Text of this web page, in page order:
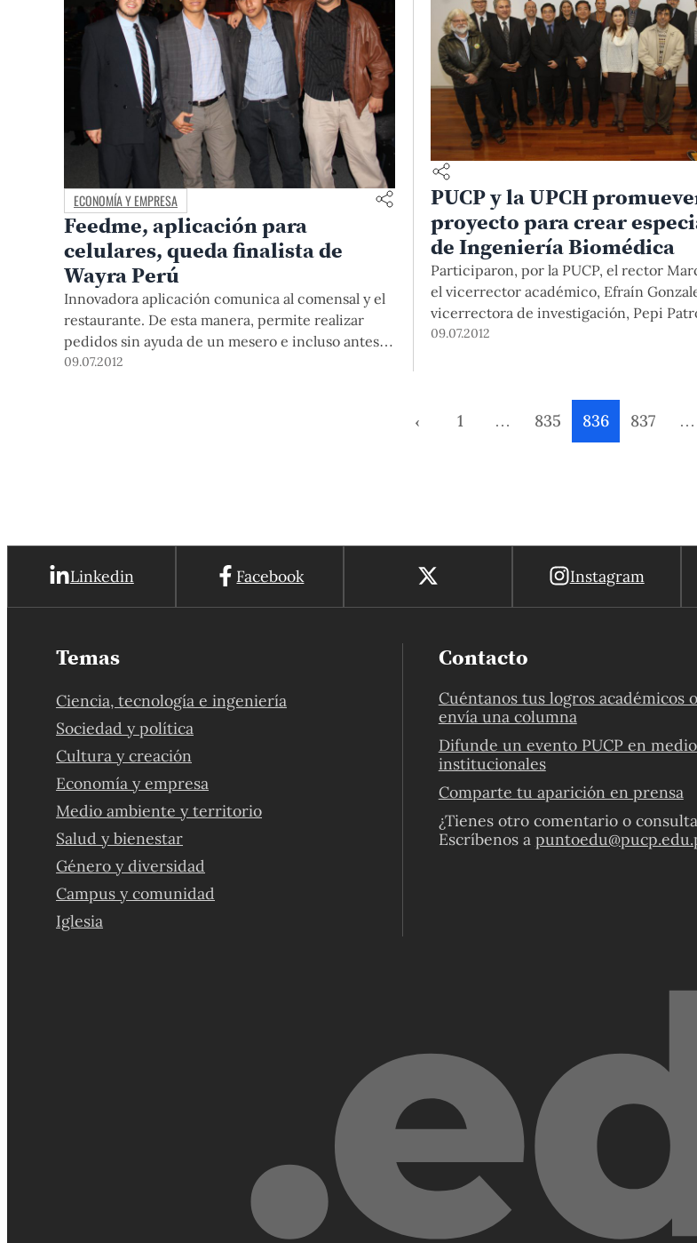
ECONOMÍA Y EMPRESA
Feedme, aplicación para
celulares, queda finalista de
Wayra Perú
Innovadora aplicación comunica al comensal y el
restaurante. De esta manera, permite realizar
pedidos sin ayuda de un mesero e incluso antes
de llegar al local. Ha sido desarrollada por un
09.07.2012
PUCP y la UPCH
proyecto para crear
de Ingeniería Biomédica
Participaron, por la PUCP, el rector
el vicerrector académico, Efraín
vicerrectora de investigación, Pepi
vicerrector administrativo, Carlos Fosca;
Benjamín Castañeda y Rossana Rivas. En
representación de la UPCH asistieron
Fabiola León-Velarde; el vicerrector
09.07.2012
‹ 1 … 835 836 837 …
Linkedin Facebook Instagram
Temas
Ciencia, tecnología e ingeniería
Sociedad y política
Cultura y creación
Economía y empresa
Medio ambiente y territorio
Salud y bienestar
Género y diversidad
Campus y comunidad
Iglesia
Contacto
Cuéntanos tus logros académicos o
envía una columna
Difunde un evento PUCP en
institucionales
Comparte tu aparición en prensa
¿Tienes otro comentario o
Escríbenos a